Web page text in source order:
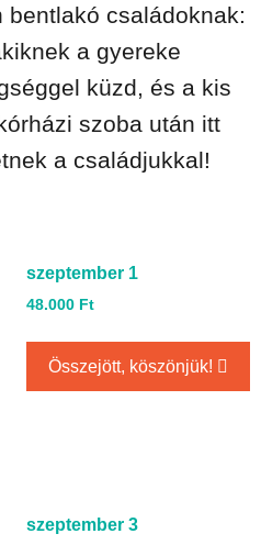
családoknak:
a gyereke
küzd, és a kis
szoba után itt
a családjukkal!
szeptember 1
48.000 Ft
Összejött, köszönjük!
szeptember 3